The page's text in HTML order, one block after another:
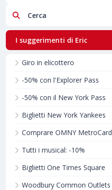
Cerca
I suggerimenti di Eric
Giro in elicottero
-50% con l'Explorer Pass
-50% con il New York Pass
Biglietti New York Yankees
Comprare OMNY MetroCard
Tutti i musical: -10%
Biglietti One Times Square
Woodbury Common Outlets